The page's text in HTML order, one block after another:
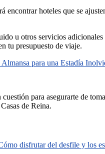
hoteles que se
u otros servicios
tu presupuesto de viaje.
para una Estadía
para asegurarte de
de Reina.
disfrutar del desfile y los